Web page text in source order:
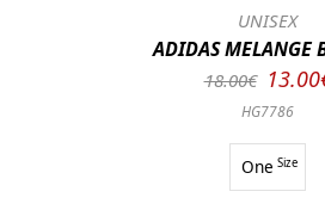
UNISEX
ADIDAS MELANGE
18.00€
HG7786
One Size